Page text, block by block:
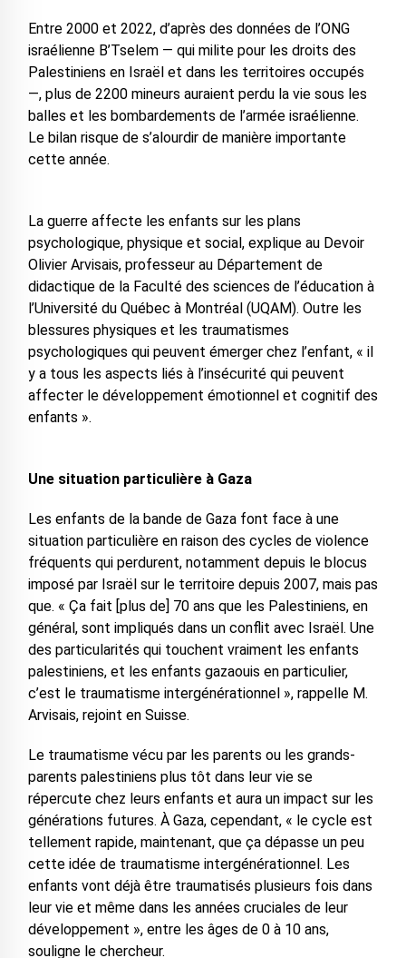
Entre 2000 et 2022, d’après des données de l’ONG
israélienne B’Tselem — qui milite pour les droits des
Palestiniens en Israël et dans les territoires occupés
—, plus de 2200 mineurs auraient perdu la vie sous les
balles et les bombardements de l’armée israélienne.
Le bilan risque de s’alourdir de manière importante
cette année.
La guerre affecte les enfants sur les plans
psychologique, physique et social, explique au Devoir
Olivier Arvisais, professeur au Département de
didactique de la Faculté des sciences de l’éducation à
l’Université du Québec à Montréal (UQAM). Outre les
blessures physiques et les traumatismes
psychologiques qui peuvent émerger chez l’enfant, « il
y a tous les aspects liés à l’insécurité qui peuvent
affecter le développement émotionnel et cognitif des
enfants ».
Une situation particulière à Gaza
Les enfants de la bande de Gaza font face à une
situation particulière en raison des cycles de violence
fréquents qui perdurent, notamment depuis le blocus
imposé par Israël sur le territoire depuis 2007, mais pas
que. « Ça fait [plus de] 70 ans que les Palestiniens, en
général, sont impliqués dans un conflit avec Israël. Une
des particularités qui touchent vraiment les enfants
palestiniens, et les enfants gazaouis en particulier,
c’est le traumatisme intergénérationnel », rappelle M.
Arvisais, rejoint en Suisse.
Le traumatisme vécu par les parents ou les grands-
parents palestiniens plus tôt dans leur vie se
répercute chez leurs enfants et aura un impact sur les
générations futures. À Gaza, cependant, « le cycle est
tellement rapide, maintenant, que ça dépasse un peu
cette idée de traumatisme intergénérationnel. Les
enfants vont déjà être traumatisés plusieurs fois dans
leur vie et même dans les années cruciales de leur
développement », entre les âges de 0 à 10 ans,
souligne le chercheur.